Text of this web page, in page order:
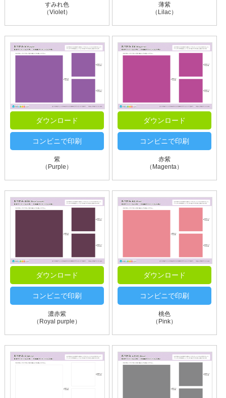
すみれ色
（Violet）
薄紫
（Lilac）
ダウンロード
コンビニで印刷
紫
（Purple）
ダウンロード
コンビニで印刷
赤紫
（Magenta）
ダウンロード
コンビニで印刷
濃赤紫
（Royal purple）
ダウンロード
コンビニで印刷
桃色
（Pink）